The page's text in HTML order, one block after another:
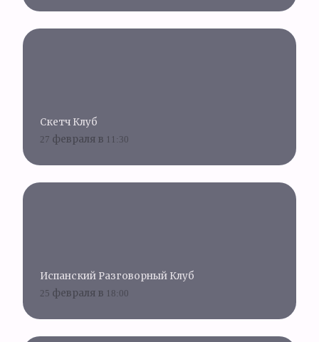
Скетч Клуб
27 февраля в 11:30
Испанский Разговорный Клуб
25 февраля в 18:00